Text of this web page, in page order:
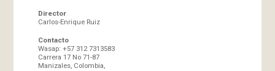
Director
Carlos-Enrique Ruiz
Contacto
Wasap: +57 312 7313583
Carrera 17 No 71-87
Manizales, Colombia,